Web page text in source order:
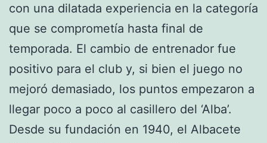
con una dilatada experiencia en la categoría
que se comprometía hasta final de
temporada. El cambio de entrenador fue
positivo para el club y, si bien el juego no
mejoró demasiado, los puntos empezaron a
llegar poco a poco al casillero del ‘Alba’.
Desde su fundación en 1940, el Albacete